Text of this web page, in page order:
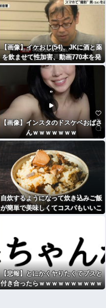
【画像】イケおじ(54)、JKに酒と薬
を飲ませて性加害、動画770本を発
見
【画像】インスタのドスケベおばさ
んｗｗｗｗｗｗｗ
自炊するようになって炊き込みご飯
が簡単で美味しくてコスパもいいこ
【悲報】とにかくヤりたくてブスと
付き合ったらｗｗｗｗｗｗｗｗｗｗ